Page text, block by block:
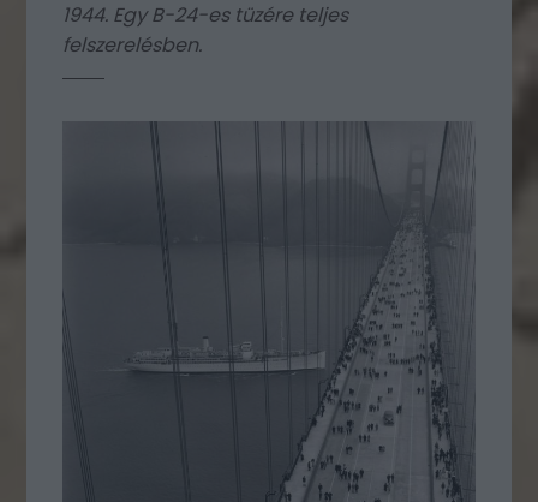
1944. Egy B-24-es tüzére teljes
felszerelésben.